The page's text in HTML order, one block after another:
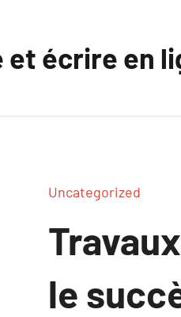
et écrire en
Uncategorized
le